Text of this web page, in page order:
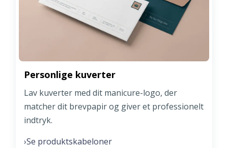
Personlige kuverter
Lav kuverter med dit manicure-logo, der
matcher dit brevpapir og giver et professionelt
indtryk.
›Se produktskabeloner